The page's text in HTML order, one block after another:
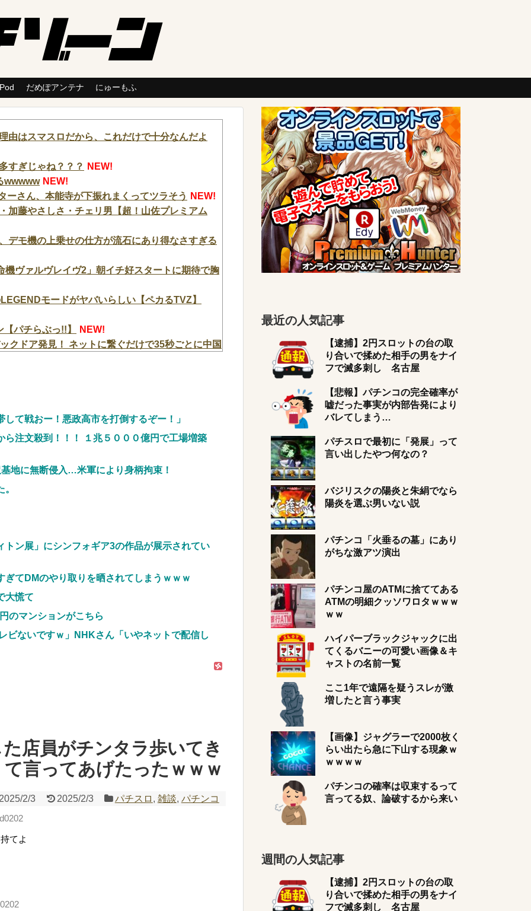
だめぽアンテナ にゅーもふ
由はスマスロだから、これだけで十分なんだよ
すぎじゃね？？？
NEW!
wwwww NEW!
ーさん、本能寺が下振れまくってツラそう
NEW!
加藤やさしさ・チェリ男【超！山佐プレミアム
デモ機の上乗せの仕方が流石にあり得なさすぎる
ヴァルヴレイヴ2」朝イチ好スタートに期待で胸
モードがヤバいらしい【ペカるTVZ】
パチらぶっ!!】
NEW!
クドア発見！ ネットに繋ぐだけで35秒ごとに中国
新党「いのちの党」爆誕！！！うおおおおおおお
から性被害！？←コレマジならヤバくねーか？
(JpnI) Part6 みんなの予想
て戦おー！悪政高市を打倒するぞー！」
注文殺到！！！ １兆５０００億円で工場増築
地に無断侵入…米軍により身柄拘束！
ン展」にシンフォギア3の作品が展示されてい
てDMのやり取りを晒されてしまうｗｗｗ
大慌て
のマンションがこちら
ビないですｗ」NHKさん「いやネットで配信し
店員がチンタラ歩いてき
言ってあげたったｗｗｗ
2/3 2025/2/3 パチスロ , 雑談, パチンコ
てよ
最近の人気記事
【逮捕】2円スロットの台の取
り合いで揉めた相手の男をナイ
フで滅多刺し 名古屋
【悲報】パチンコの完全確率が
嘘だった事実が内部告発により
バレてしまう…
パチスロで最初に「発展」って
言い出したやつ何なの？
バジリスクの陽炎と朱絹でなら
陽炎を選ぶ男いない説
パチンコ「火垂るの墓」にあり
がちな激アツ演出
パチンコ屋のATMに捨ててある
ATMの明細クッソワロタｗｗｗ
ｗｗ
ハイパーブラックジャックに出
てくるバニーの可愛い画像＆キ
ャストの名前一覧
ここ1年で遠隔を疑うスレが激
増したと言う事実
【画像】ジャグラーで2000枚く
らい出たら急に下山する現象ｗ
ｗｗｗｗ
パチンコの確率は収束するって
言ってる奴、論破するから来い
週間の人気記事
【逮捕】2円スロットの台の取
り合いで揉めた相手の男をナイ
フで滅多刺し 名古屋